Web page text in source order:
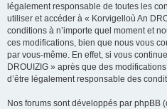
légalement responsable de toutes les
utiliser et accéder à « Korvigelloù An
conditions à n’importe quel moment et
ces modifications, bien que nous vous
par vous-même. En effet, si vous
DROUIZIG » après que des
d’être légalement responsable des
Nos forums sont développés par phpBB